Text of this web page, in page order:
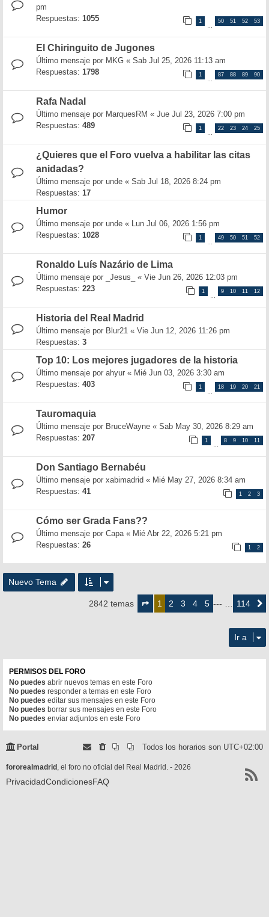
pm
Respuestas: 1055 1
…
50 51 52 53
El Chiringuito de Jugones
Último mensaje por MKG « Sab Jul 25, 2026 11:13 am
Respuestas: 1798 1
…
87 88 89 90
Rafa Nadal
Último mensaje por MarquesRM « Jue Jul 23, 2026 7:00 pm
Respuestas: 489 1
…
22 23 24 25
¿Quieres que el Foro vuelva a habilitar las citas
anidadas?
Último mensaje por unde « Sab Jul 18, 2026 8:24 pm
Respuestas: 17
Humor
Último mensaje por unde « Lun Jul 06, 2026 1:56 pm
Respuestas: 1028 1
…
49 50 51 52
Ronaldo Luís Nazário de Lima
Último mensaje por _Jesus_ « Vie Jun 26, 2026 12:03 pm
Respuestas: 223 1
…
9 10 11 12
Historia del Real Madrid
Último mensaje por Blur21 « Vie Jun 12, 2026 11:26 pm
Respuestas: 3
Top 10: Los mejores jugadores de la historia
Último mensaje por ahyur « Mié Jun 03, 2026 3:30 am
Respuestas: 403 1
…
18 19 20 21
Tauromaquia
Último mensaje por BruceWayne « Sab May 30, 2026 8:29 am
Respuestas: 207 1
…
8 9 10 11
Don Santiago Bernabéu
Último mensaje por xabimadrid « Mié May 27, 2026 8:34 am
Respuestas: 41 1 2 3
Cómo ser Grada Fans??
Último mensaje por Capa« Mié Abr 22, 2026 5:21 pm
Respuestas: 26 1 2
Nuevo Tema
2842 temas
de
1 2 3 4 5 --- … 114
Ir a
PERMISOS DEL FORO
No puedes abrir nuevos temas en este Foro
No puedes responder a temas en este Foro
No puedes editar sus mensajes en este Foro
No puedes borrar sus mensajes en este Foro
No puedes enviar adjuntos en este Foro
Portal Todos los horarios son UTC+02:00
fororealmadrid , el foro no oficial del Real Madrid. - 2026
PrivacidadCondicionesFAQ